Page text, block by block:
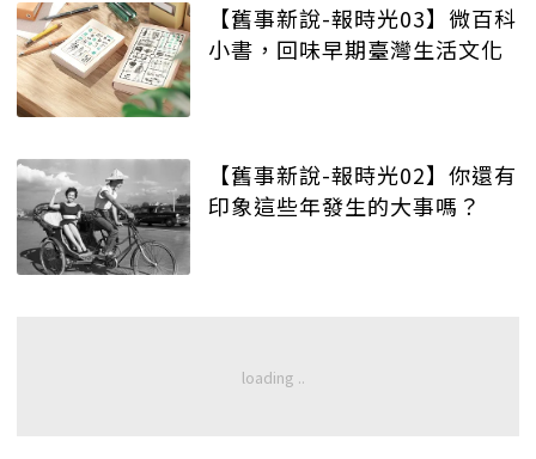
【舊事新說-報時光03】微百科
小書，回味早期臺灣生活文化
【舊事新說-報時光02】你還有
印象這些年發生的大事嗎？